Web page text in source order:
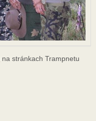
na stránkach Trampnetu